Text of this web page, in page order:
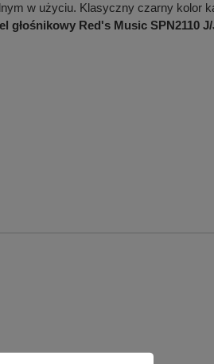
w użyciu. Klasyczny czarny kolor
głośnikowy Red's Music SPN2110